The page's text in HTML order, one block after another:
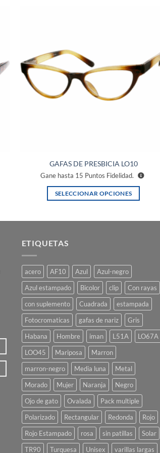
deseos
GAFAS DE PRESBICIA LO10
Gane hasta 15 Puntos Fidelidad.
SELECCIONAR OPCIONES
Las
opciones
se
pueden
elegir
en
la
página
de
producto
ETIQUETAS
acero AF10 Azul
Azul-negro
Azul estampado
Bicolor clip
Con rayas
con suplemento
Cuadrada
estampada
Fotocromaticas
gafas de nariz
Gris
Habana
Hombre iman L51A
LO67A
LOO45
Mariposa
Marron
marron-negro
Media luna
Metal
Morado
Mujer Naranja
Negro
Ojo de gato
Ovalada
Pack multiple
Polarizado
Rectangular Redonda
Rojo
Rojo Estampado
rosa sin patillas
Solar
TR90
Turquesa Unisex varillas largas